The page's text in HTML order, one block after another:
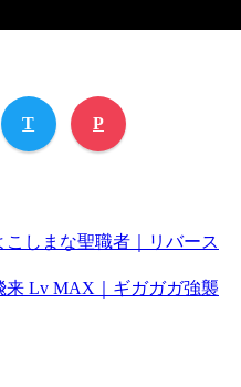
T P
こしまな聖職者｜リバース
来 Lv MAX｜ギガガガ強襲